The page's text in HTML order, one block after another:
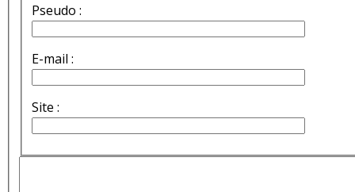
Pseudo :
E-mail :
Site :